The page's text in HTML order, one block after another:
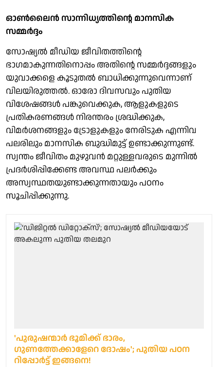
ഓൺലൈൻ സാന്നിധ്യത്തിന്റെ മാനസിക
സമ്മർദ്ദം
സോഷ്യൽ മീഡിയ ജീവിതത്തിന്റെ
ഭാഗമാകുന്നതിനൊപ്പം അതിന്റെ സമ്മർദ്ദങ്ങളും
യുവാക്കളെ കൂടുതൽ ബാധിക്കുന്നുവെന്നാണ്
വിലയിരുത്തൽ. ഓരോ ദിവസവും പുതിയ
വിശേഷങ്ങൾ പങ്കുവെക്കുക, ആളുകളുടെ
പ്രതികരണങ്ങൾ നിരന്തരം ശ്രദ്ധിക്കുക,
വിമർശനങ്ങളും ട്രോളുകളും നേരിടുക എന്നിവ
പലരിലും മാനസിക ബുദ്ധിമുട്ട് ഉണ്ടാക്കുന്നുണ്ട്.
സ്വന്തം ജീവിതം മുഴുവൻ മറ്റുള്ളവരുടെ മുന്നിൽ
പ്രദർശിപ്പിക്കേണ്ട അവസ്ഥ പലർക്കും
അസ്വസ്ഥതയുണ്ടാക്കുന്നതായും പഠനം
സൂചിപ്പിക്കുന്നു.
'പുരുഷന്മാർ ഭൂമിക്ക് ഭാരം,
ഗുണത്തേക്കാളേറെ ദോഷം'; പുതിയ പഠന
റിപ്പോർട്ട് ഇങ്ങനെ!